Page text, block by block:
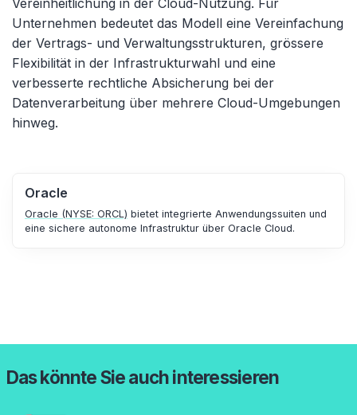
Vereinheitlichung in der Cloud-Nutzung. Für
Unternehmen bedeutet das Modell eine Vereinfachung
der Vertrags- und Verwaltungsstrukturen, grössere
Flexibilität in der Infrastrukturwahl und eine
verbesserte rechtliche Absicherung bei der
Datenverarbeitung über mehrere Cloud-Umgebungen
hinweg.
Oracle
Oracle (NYSE: ORCL) bietet integrierte Anwendungssuiten und
eine sichere autonome Infrastruktur über Oracle Cloud.
Das könnte Sie auch interessieren